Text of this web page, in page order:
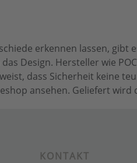
erkennen lassen, gibt
Design. Hersteller wie
dass Sicherheit keine
ansehen. Geliefert
KONTAKT